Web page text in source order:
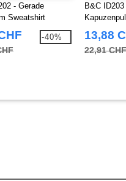
- Gerade
Sweatshirt
-40%
B&C ID203
13,88
22,91 CHF